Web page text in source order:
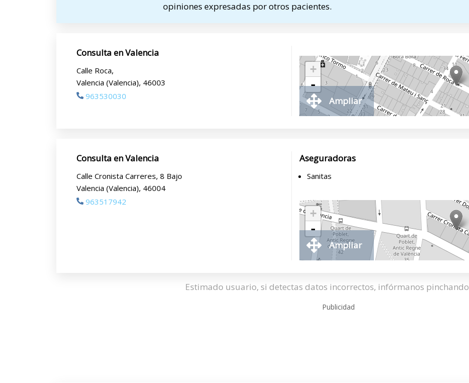
opiniones expresadas por otros pacientes.
Consulta en Valencia
Calle Roca,
Valencia (Valencia), 46003
963530030
+
-
Ampliar
Consulta en Valencia
Calle Cronista Carreres, 8 Bajo
Valencia (Valencia), 46004
963517942
Aseguradoras
Sanitas
+
-
Ampliar
Estimado usuario, si detectas datos incorrectos, infórmanos pinchando
Publicidad